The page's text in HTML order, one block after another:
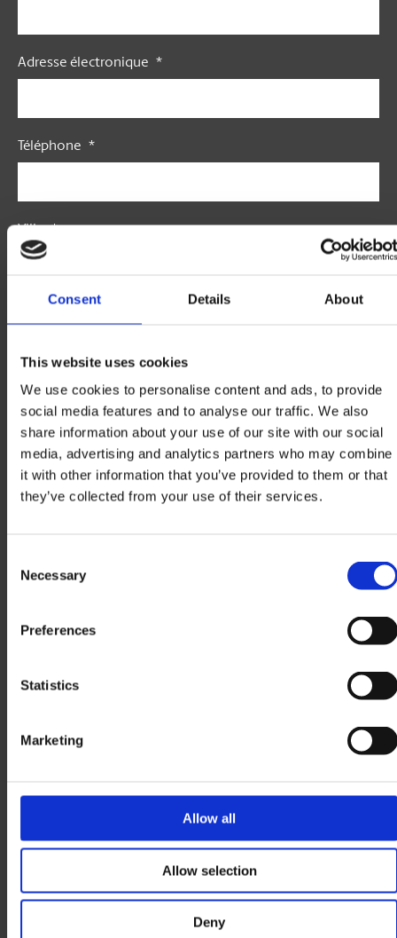
Consent Details About
This website uses cookies
We use cookies to personalise content and ads, to provide
social media features and to analyse our traffic. We also
share information about your use of our site with our social
media, advertising and analytics partners who may combine
it with other information that you’ve provided to them or that
they’ve collected from your use of their services.
Selection
Necessary
Preferences
Statistics
Marketing
Allow all
Allow selection
Deny
Adresse électronique *
Téléphone *
Ville *
Code postal *
Comment avez-vous entendu parler de nous? *
échangés ni vendus à d’autres personnes ou
que celles auxquelles vous avez consenti. Vous pouvez
politique de confidentialité